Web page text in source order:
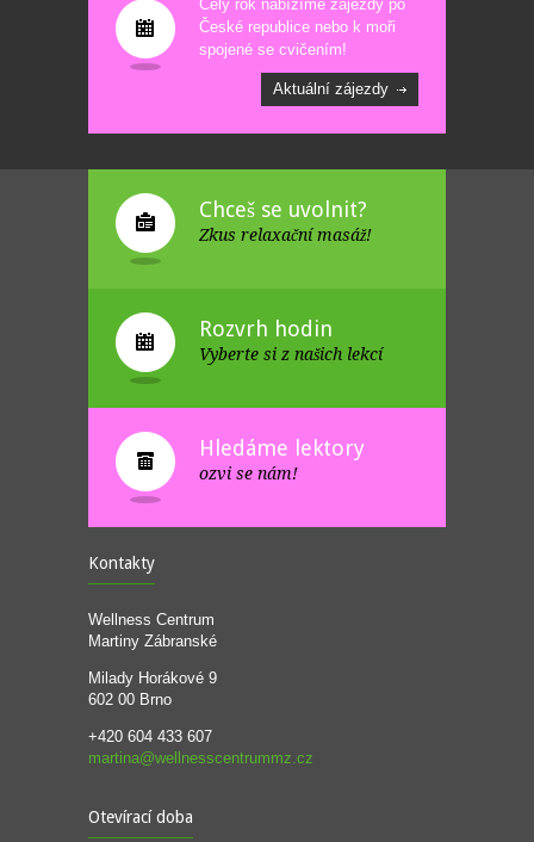
Celý rok nabízíme zájezdy po
České republice nebo k moři
spojené se cvičením!
Aktuální zájezdy
Chceš se uvolnit?
Zkus relaxační masáž!
Rozvrh hodin
Vyberte si z našich lekcí
Hledáme lektory
ozvi se nám!
Kontakty
Wellness Centrum
Martiny Zábranské
Milady Horákové 9
602 00 Brno
+420 604 433 607
martina@wellnesscentrummz.cz
Otevírací doba